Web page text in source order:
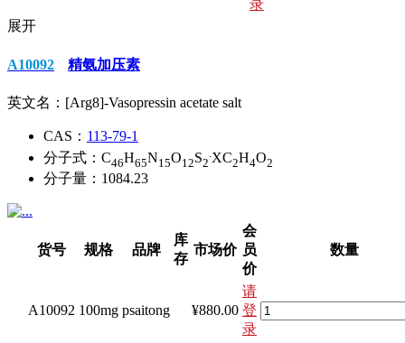
录
展开
A10092 精氨加压素
英文名： [Arg8]-Vasopressin acetate salt
CAS： 113-79-1
分子式： C46H65N15O12S2 XC2H4O2
分子量： 1084.23
货号 规格 品牌
库
存
市场价
会
员
价
数量
A10092 100mg psaitong ¥880.00
请
登
录